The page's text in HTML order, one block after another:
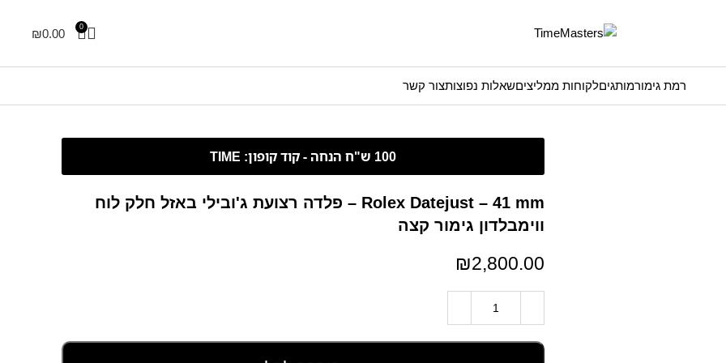
0
₪0.00
רמת גימורמותגיםלקוחות ממליציםשאלות נפוצותצור קשר
Rolex Datejust – 41 mm – פלדה רצועת ג'ובילי באזל חלק לוח
ווימבלדון גימור קצה
₪